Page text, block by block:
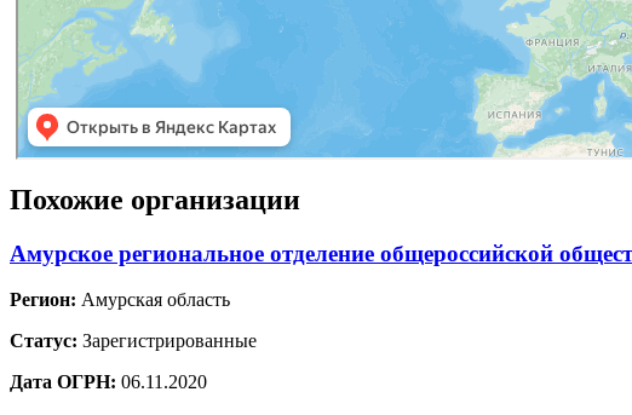
Похожие организации
Амурское региональное отделение общероссийской
Регион: Амурская область
Статус: Зарегистрированные
Дата ОГРН: 06.11.2020